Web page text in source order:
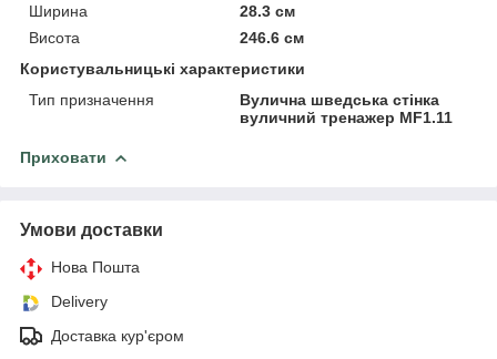
Ширина
28.3 см
Висота
246.6 см
Користувальницькі характеристики
Тип призначення
Вулична шведська стінка
вуличний тренажер MF1.11
Приховати
Умови доставки
Нова Пошта
Delivery
Доставка кур'єром